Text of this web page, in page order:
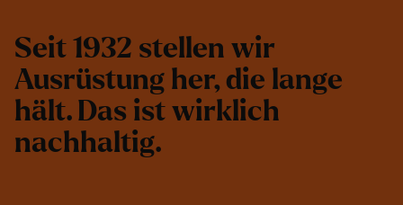
Seit 1932 stellen wir
Ausrüstung her, die lange
hält. Das ist wirklich
nachhaltig.